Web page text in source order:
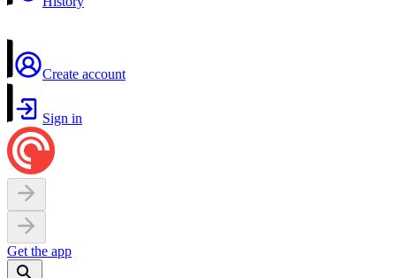
Create account
Sign in
Get the app